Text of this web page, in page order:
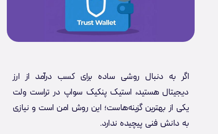
اگر به دنبال روشی ساده برای کسب درآمد از ارز
دیجیتال هستید، استیک پنکیک سواپ در تراست ولت
یکی از بهترین گزینه‌هاست؛ این روش امن است و نیازی
به دانش فنی پیچیده ندارد.